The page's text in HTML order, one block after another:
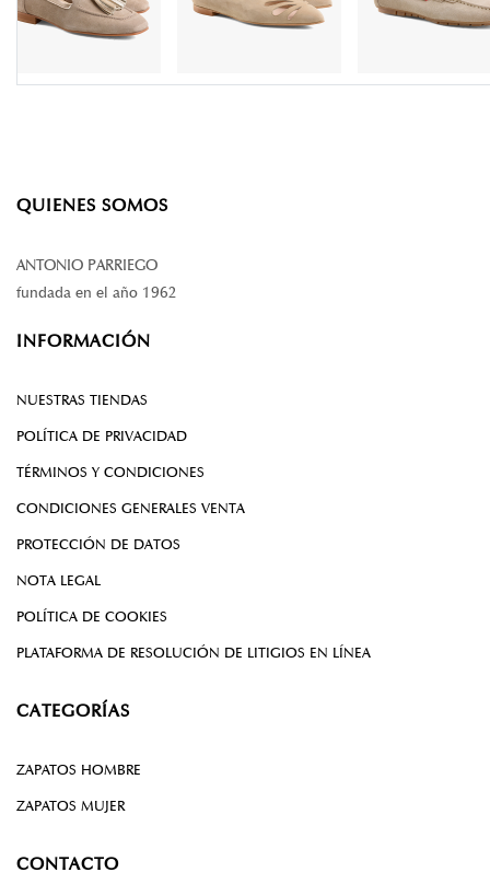
QUIENES SOMOS
ANTONIO PARRIEGO
fundada en el año 1962
INFORMACIÓN
NUESTRAS TIENDAS
POLÍTICA DE PRIVACIDAD
TÉRMINOS Y CONDICIONES
CONDICIONES GENERALES VENTA
PROTECCIÓN DE DATOS
NOTA LEGAL
POLÍTICA DE COOKIES
PLATAFORMA DE RESOLUCIÓN DE LITIGIOS EN LÍNEA
CATEGORÍAS
ZAPATOS HOMBRE
ZAPATOS MUJER
CONTACTO